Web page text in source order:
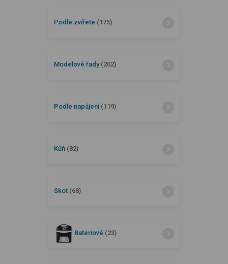
Podle zvířete (175)
Modelové řady (202)
Podle napájení (119)
Kůň (82)
Skot (68)
Bateriové (23)